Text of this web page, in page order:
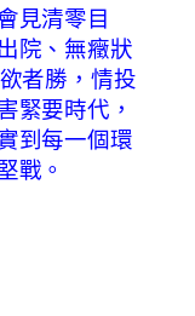
見清零目
院、無癥狀
者勝，情投
緊要時代，
到每一個環
戰。